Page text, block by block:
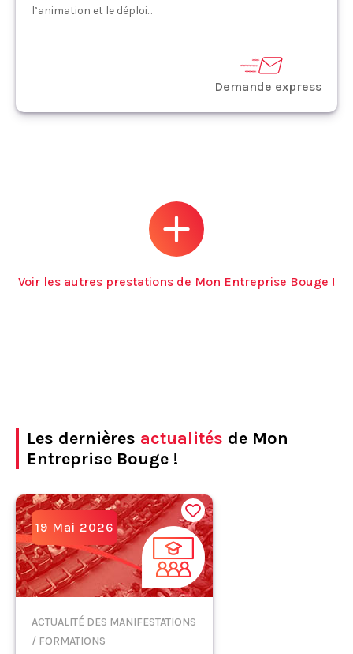
l’animation et le déploi...
Demande express
Voir les autres prestations de Mon Entreprise Bouge !
Les dernières actualités de Mon
Entreprise Bouge !
19 Mai 2026
ACTUALITÉ DES MANIFESTATIONS
/ FORMATIONS